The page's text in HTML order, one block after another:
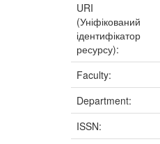
URI
(Уніфікований
ідентифікатор
ресурсу):
Faculty:
Department:
ISSN: